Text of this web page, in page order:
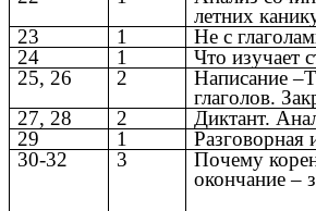
летних
23
1
Не с
24
1
Что изучает
25, 26
2
Написание
глаголов.
27, 28
2
Диктант.
29
1
Разговорная
30-32
3
Почему
окончание –